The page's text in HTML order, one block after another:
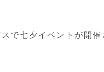
で七夕イベントが開